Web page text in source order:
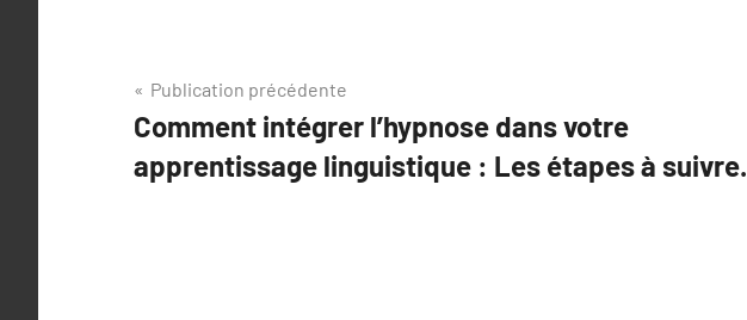
Navigation
de
l’article
Publication précédente
Comment intégrer l’hypnose dans votre
apprentissage linguistique : Les étapes à suivre.